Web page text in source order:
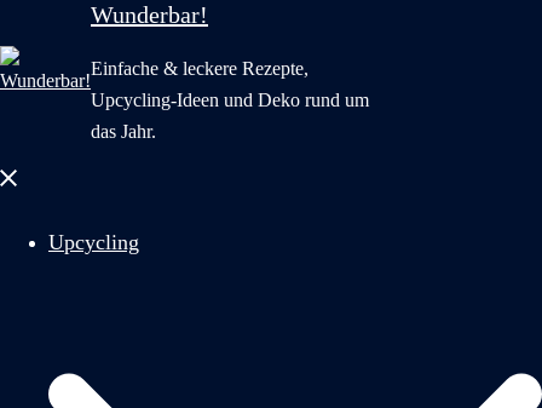
Wunderbar!
Einfache & leckere Rezepte,
Upcycling-Ideen und Deko rund um
das Jahr.
Menü
Upcycling